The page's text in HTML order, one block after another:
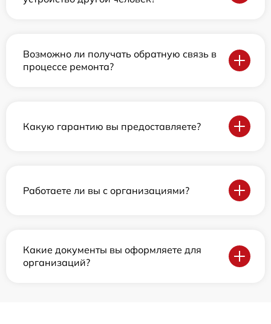
Возможно ли получать обратную связь в
процессе ремонта?
Какую гарантию вы предоставляете?
Работаете ли вы с организациями?
Какие документы вы оформляете для
организаций?